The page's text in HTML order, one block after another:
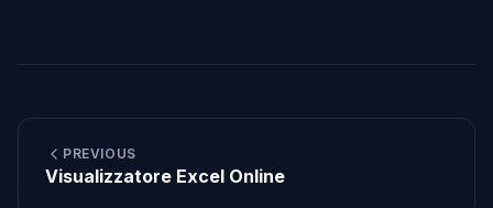
PREVIOUS
Visualizzatore Excel Online